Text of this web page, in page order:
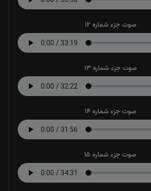
صوت جزء شماره 12
صوت جزء شماره 13
صوت جزء شماره 14
صوت جزء شماره 15